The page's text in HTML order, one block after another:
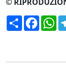
Condividi